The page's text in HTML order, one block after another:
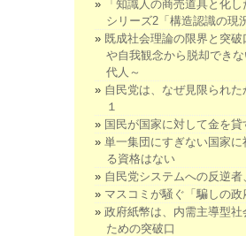
「知識人の商売道具と化し
シリーズ2「構造認識の現
既成社会理論の限界と突破
や自我観念から脱却でき
代人～
自民党は、なぜ見限られ
１
国民が国家に対して金を貸
単一集団にすぎない国家に
る資格はない
自民党システムへの反逆者
マスコミが騒ぐ「騙しの政
政府紙幣は、内需主導型社
ための突破口